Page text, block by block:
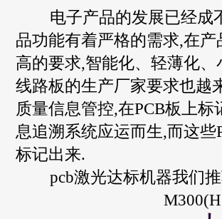
电子产品的发展已经成
品功能有着严格的需求,在
高的要求,智能化、轻薄化
线路板的生产厂家要求也越
质量信息管控,在PCB板上
息追溯系统应运而生,而这
标记出来.
pcb激光达标机器我们